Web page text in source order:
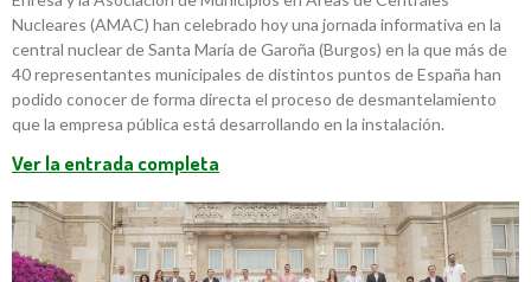
Nucleares (AMAC) han celebrado hoy una jornada informativa en la
central nuclear de Santa María de Garoña (Burgos) en la que más de
40 representantes municipales de distintos puntos de España han
podido conocer de forma directa el proceso de desmantelamiento
que la empresa pública está desarrollando en la instalación.
Ver la entrada completa